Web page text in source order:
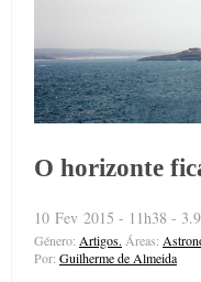
O horizonte
10 Fev 2015 - 11h38 -
Género: Artigos. Áreas:
Por: Guilherme de Almeida